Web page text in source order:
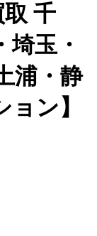
取 千
埼玉・
浦・静
ン】